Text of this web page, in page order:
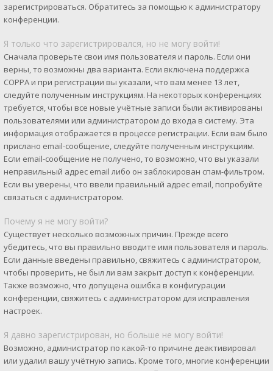
зарегистрироваться. Обратитесь за помощью к администратору
конференции.
Я только что зарегистрировался, но не могу войти!
Сначала проверьте свои имя пользователя и пароль. Если они
верны, то возможны два варианта. Если включена поддержка
COPPA и при регистрации вы указали, что вам менее 13 лет,
следуйте полученным инструкциям. На некоторых конференциях
требуется, чтобы все новые учётные записи были активированы
пользователями или администратором до входа в систему. Эта
информация отображается в процессе регистрации. Если вам было
прислано email-сообщение, следуйте полученным инструкциям.
Если email-сообщение не получено, то возможно, что вы указали
неправильный адрес email либо он заблокирован спам-фильтром.
Если вы уверены, что ввели правильный адрес email, попробуйте
связаться с администратором.
Почему я не могу войти?
Существует несколько возможных причин. Прежде всего
убедитесь, что вы правильно вводите имя пользователя и пароль.
Если данные введены правильно, свяжитесь с администратором,
чтобы проверить, не был ли вам закрыт доступ к конференции.
Также возможно, что допущена ошибка в конфигурации
конференции, свяжитесь с администратором для исправления
настроек.
Я давно зарегистрирован, но больше не могу войти!
Возможно, администратор по какой-то причине деактивировал
или удалил вашу учётную запись. Кроме того, многие конференции